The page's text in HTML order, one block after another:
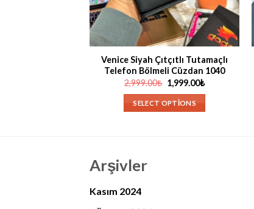
HIZLI GÖRÜNÜM
Venice Siyah Çıtçıtlı Tutamaçlı
Telefon Bölmeli Cüzdan 1040
2,999.00₺ Orijinal
fiyat:
2,999.00₺.
1,999.00₺Şu
SELECT OPTIONS
Arşivler
Kasım 2024